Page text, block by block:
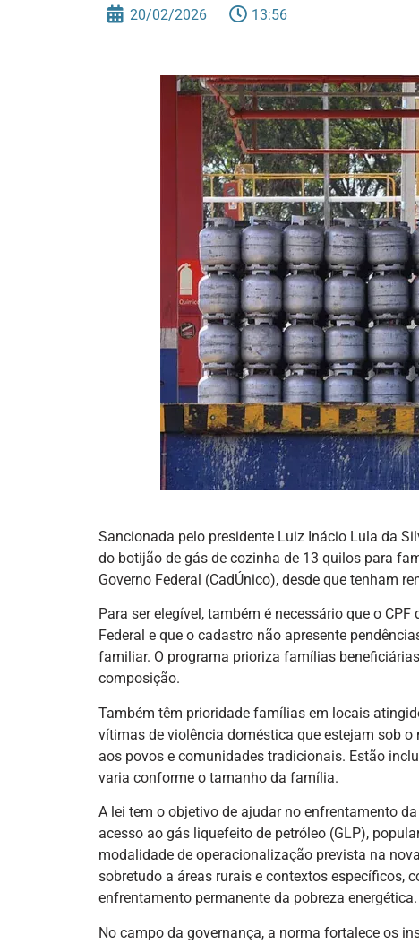
20/02/2026 13:56
Sancionada pelo presidente Luiz Inácio Lula da
do botijão de gás de cozinha de 13 quilos para
Governo Federal (CadÚnico), desde que tenham
Para ser elegível, também é necessário que o
Federal e que o cadastro não apresente
familiar. O programa prioriza famílias
composição.
Também têm prioridade famílias em locais
vítimas de violência doméstica que estejam sob
aos povos e comunidades tradicionais. Estão
varia conforme o tamanho da família.
A lei tem o objetivo de ajudar no enfrentamento
acesso ao gás liquefeito de petróleo (GLP),
modalidade de operacionalização prevista na
sobretudo a áreas rurais e contextos específicos,
enfrentamento permanente da pobreza energética.
No campo da governança, a norma fortalece os